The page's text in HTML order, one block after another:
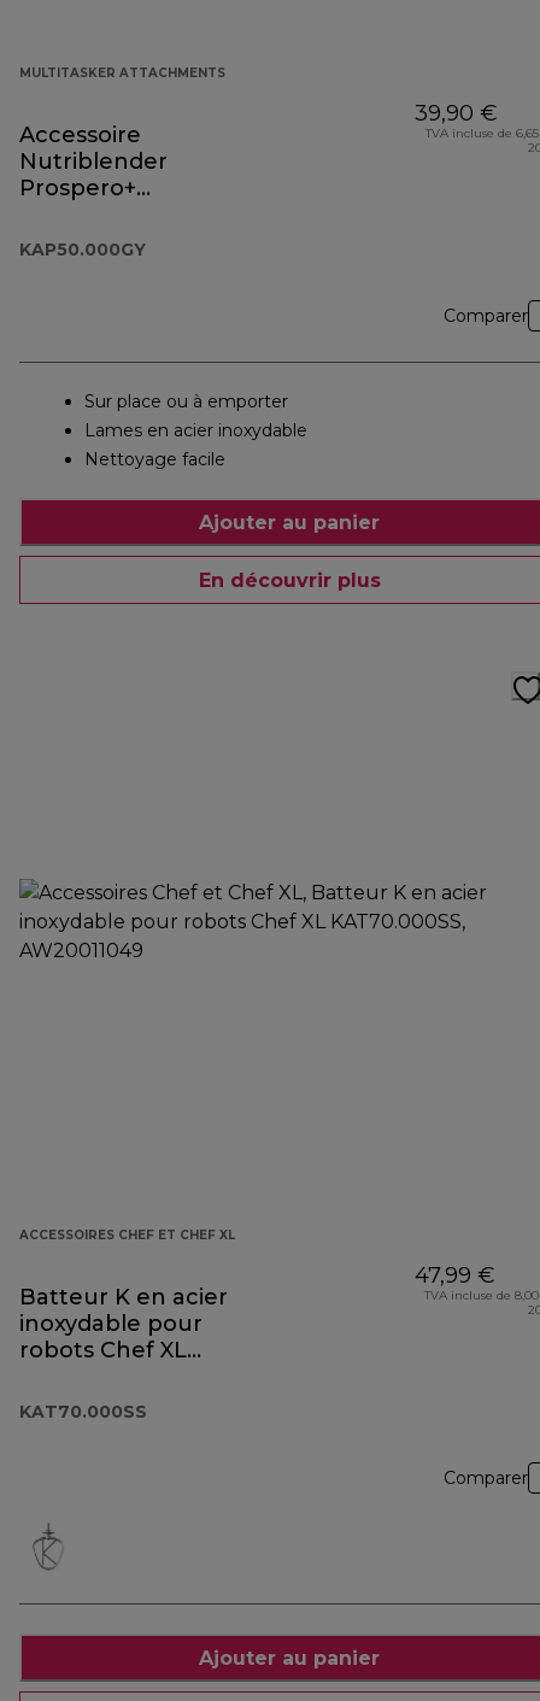
MULTITASKER ATTACHMENTS
Accessoire
Nutriblender
Prospero+
KAP50.000GY
39,90 €
TVA incluse de
Comparer
Sur place ou à emporter
Lames en acier inoxydable
Nettoyage facile
Ajouter au panier
En découvrir plus
ACCESSOIRES CHEF ET CHEF XL
Batteur K en acier
inoxydable pour
robots Chef XL
KAT70.000SS
47,99 €
TVA incluse de
Comparer
Ajouter au panier